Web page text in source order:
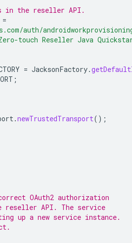
in the reseller API.
=
auth/
touch Reseller Java
= JacksonFactory.
;
.newTrustedTransport();
OAuth2 authorization
reseller API. The service
up a new service instance.